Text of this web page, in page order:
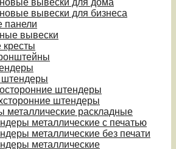
вывески для дома
вывески для бизнеса
панели
вывески
кресты
штендеры
штендеры
металлические раскладные
металлические с печатью
металлические без печати
металлические